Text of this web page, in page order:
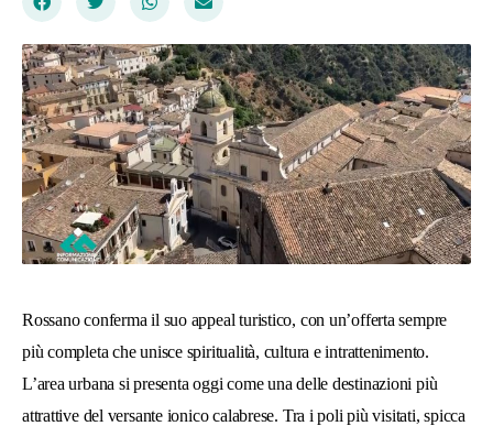
Rossano conferma il suo appeal turistico, con un’offerta sempre
più completa che unisce spiritualità, cultura e intrattenimento.
L’area urbana si presenta oggi come una delle destinazioni più
attrattive del versante ionico calabrese. Tra i poli più visitati, spicca